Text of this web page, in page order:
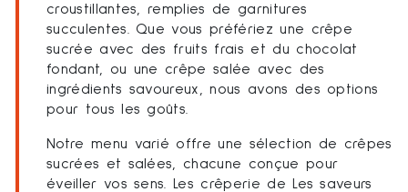
croustillantes, remplies de garnitures
succulentes. Que vous préfériez une crêpe
sucrée avec des fruits frais et du chocolat
fondant, ou une crêpe salée avec des
ingrédients savoureux, nous avons des options
pour tous les goûts.
Notre menu varié offre une sélection de crêpes
sucrées et salées, chacune conçue pour
éveiller vos sens. Les crêperie de Les saveurs